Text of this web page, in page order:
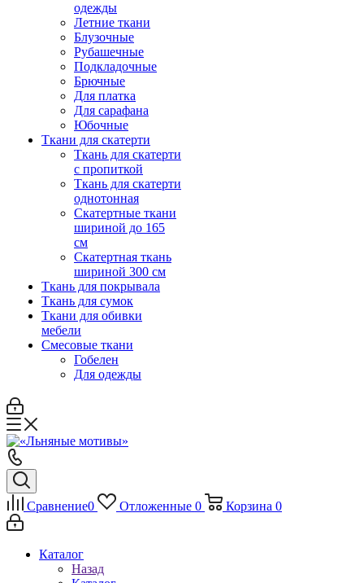
одежды
Летние ткани
Блузочные
Рубашечные
Подкладочные
Брючные
Для платка
Для сарафана
Юбочные
Ткани для скатерти
Ткань для скатерти
с пропиткой
Ткань для скатерти
однотонная
Скатертные ткани
шириной до 165
см
Скатертная ткань
шириной 300 см
Ткань для покрывала
Ткань для сумок
Ткани для обивки
мебели
Смесовые ткани
Гобелен
Для одежды
Сравнение0 Отложенные 0 Корзина 0
Каталог
Назад